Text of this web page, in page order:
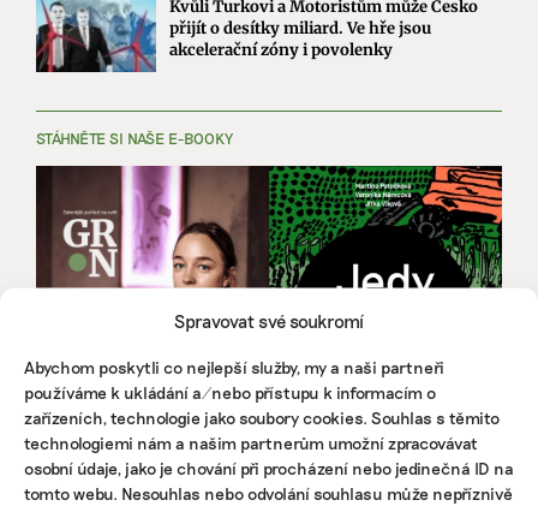
Spravovat své soukromí
Abychom poskytli co nejlepší služby, my a naši partneři
používáme k ukládání a/nebo přístupu k informacím o
zařízeních, technologie jako soubory cookies. Souhlas s těmito
technologiemi nám a našim partnerům umožní zpracovávat
osobní údaje, jako je chování při procházení nebo jedinečná ID na
tomto webu. Nesouhlas nebo odvolání souhlasu může nepříznivě
Kvůli Turkovi a Motoristům může Česko
přijít o desítky miliard. Ve hře jsou
akcelerační zóny i povolenky
STÁHNĚTE SI NAŠE E-BOOKY